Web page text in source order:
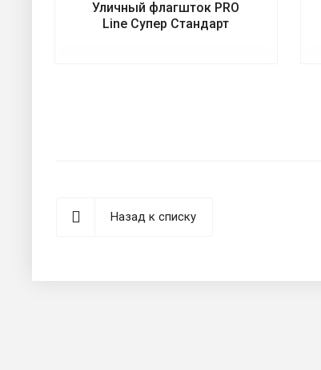
Уличный флагшток PRO
Line Супер Стандарт
Назад к списку